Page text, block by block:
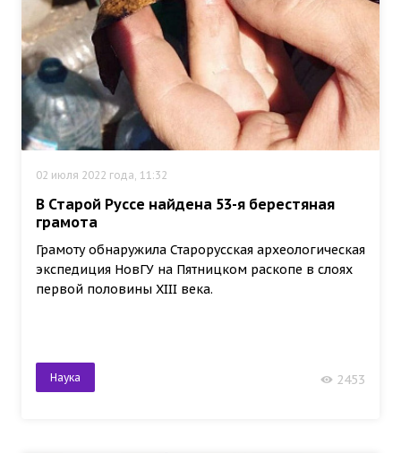
02 июля 2022 года, 11:32
В Старой Руссе найдена 53-я берестяная
грамота
Грамоту обнаружила Старорусская археологическая
экспедиция НовГУ на Пятницком раскопе в слоях
первой половины XIII века.
Наука 2453